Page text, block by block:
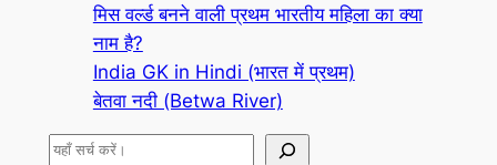
मिस वर्ल्ड बनने वाली प्रथम भारतीय महिला का क्या
नाम है?
India GK in Hindi (भारत में प्रथम)
बेतवा नदी (Betwa River)
S